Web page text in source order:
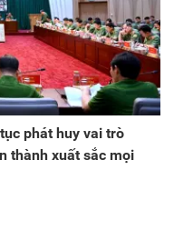
phát huy vai trò
thành xuất sắc mọi